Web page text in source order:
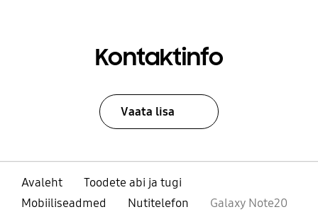
Kontaktinfo
Vaata lisa
Avaleht
Toodete abi ja tugi
Mobiiliseadmed
Nutitelefon Galaxy Note20